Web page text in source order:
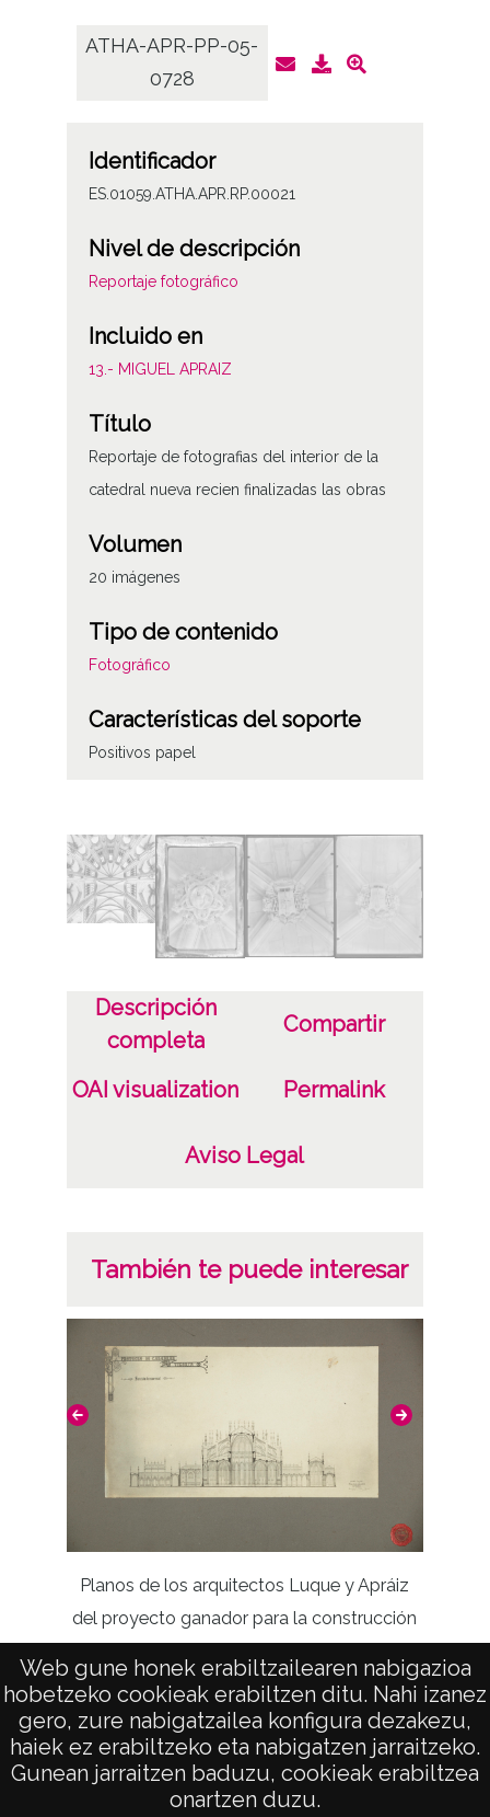
Web gune honek erabiltzailearen nabigazioa
hobetzeko cookieak erabiltzen ditu. Nahi izanez
gero, zure nabigatzailea konfigura dezakezu,
haiek ez erabiltzeko eta nabigatzen jarraitzeko.
Gunean jarraitzen baduzu, cookieak erabiltzea
onartzen duzu.
ATHA-APR-PP-05-
0728
Identificador
ES.01059.ATHA.APR.RP.00021
Nivel de descripción
Reportaje fotográfico
Incluido en
13.- MIGUEL APRAIZ
Título
Reportaje de fotografias del interior de la
catedral nueva recien finalizadas las obras
Volumen
20 imágenes
Tipo de contenido
Fotográfico
Características del soporte
Positivos papel
1968
Materia
Concatedral de María Inmaculada (Vitoria-
Licencia de las imágenes
CC BY-NC-SA 4.0
Descripción
completa
Compartir
OAI visualization Permalink
Aviso Legal
También te puede interesar
Planos de los arquitectos Luque y Apráiz
del proyecto ganador para la construcción
de